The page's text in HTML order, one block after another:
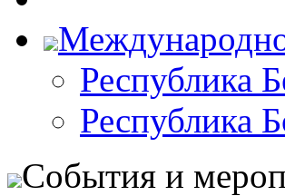
Республика
Республика
События и